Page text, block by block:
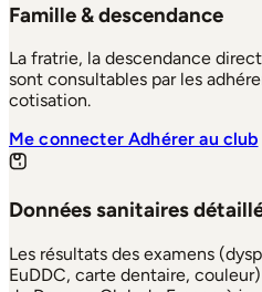
Famille & descendance
La fratrie, la descendance
sont consultables par les
cotisation.
Me connecterAdhérer au club
Données sanitaires
Les résultats des examens
EuDDC, carte dentaire,